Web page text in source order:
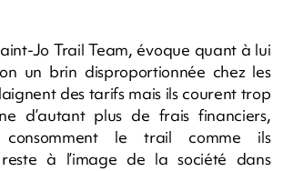
Jo Trail Team, évoque quant à lui
un brin disproportionnée chez les
des tarifs mais ils courent trop
d’autant plus de frais financiers,
consomment le trail comme ils
à l’image de la société dans